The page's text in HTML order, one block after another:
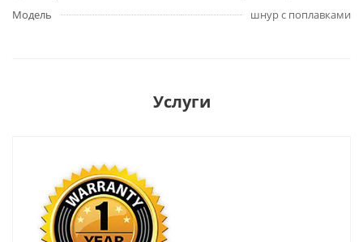
Модель
шнур с поплавками
Услуги